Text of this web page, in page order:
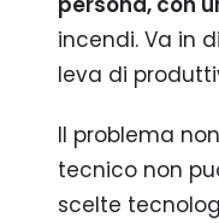
incendi. Va in
leva di
Il problema
tecnico non
scelte